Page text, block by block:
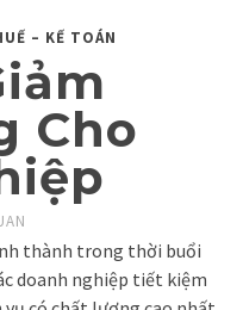
– KẾ TOÁN
Cho
thành trong thời buổi
doanh nghiệp tiết kiệm